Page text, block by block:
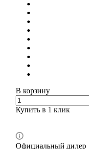
В корзину
Купить в 1 клик
Официальный дилер